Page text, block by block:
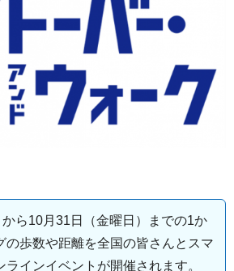
ら10月31日（金曜日）までの1か
の歩数や距離を全国の皆さんとスマ
インイベントが開催されます。